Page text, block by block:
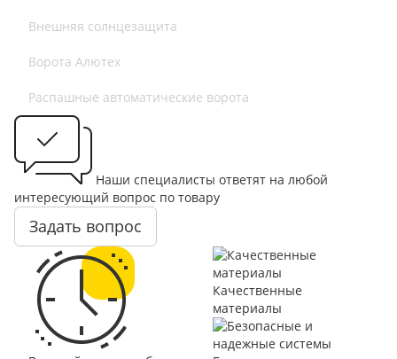
Внешняя солнцезащита
Ворота Алютех
Распашные автоматические ворота
Наши специалисты ответят на любой
интересующий вопрос по товару
Задать вопрос
Качественные
материалы